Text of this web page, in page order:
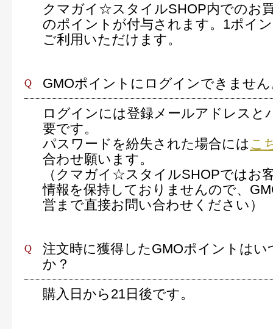
クマガイ☆スタイルSHOP内でのお
のポイントが付与されます。1ポイ
ご利用いただけます。
GMOポイントにログインできません
ログインには登録メールアドレスと
要です。
パスワードを紛失された場合には こ
合わせ願います。
（クマガイ☆スタイルSHOPではお
情報を保持しておりませんので、
営まで直接お問い合わせください）
注文時に獲得したGMOポイントはい
か？
購入日から21日後です。